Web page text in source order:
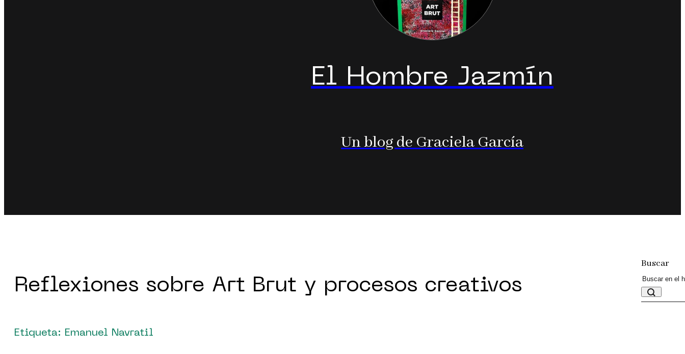
El Hombre Jazmín
Un blog de Graciela García
Reflexiones sobre Art Brut y procesos creativos
Etiqueta: Emanuel Navratil
Buscar